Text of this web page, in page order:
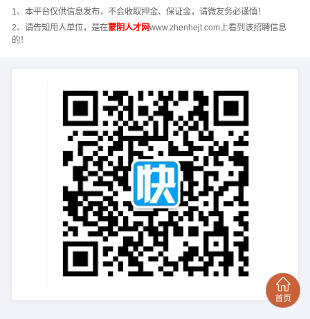
1、本平台仅供信息发布，不会收取押金、保证金，请微友务必谨慎！
2、请告知用人单位，是在蒙阴人才网www.zhenhejt.com上看到该招聘信息
的！